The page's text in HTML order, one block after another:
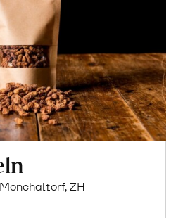
ZH